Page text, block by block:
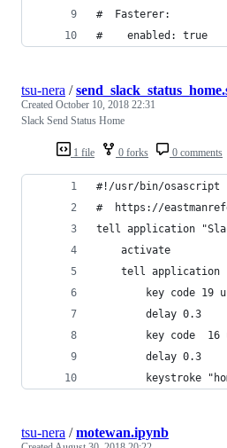
#  Fasterer:
#    enabled: true
1 file 0 forks 0 comments
tsu-nera /
Created October 10, 2018 22:31
Slack Send Status Home
#!/usr/bin/osascript
#  https://
tell application
	activate
tell application
key code 19
		delay 0.3
key code
		delay 0.3
keystroke
tsu-nera /motewan.ipynb